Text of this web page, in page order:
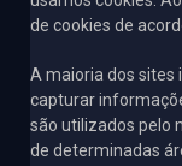
de cookies de
A maioria dos sites
capturar
são utilizados pelo
de determinadas